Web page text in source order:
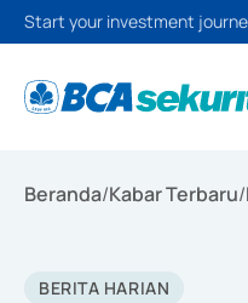
Start your investment
Beranda/Kabar Terbaru/
BERITA HARIAN